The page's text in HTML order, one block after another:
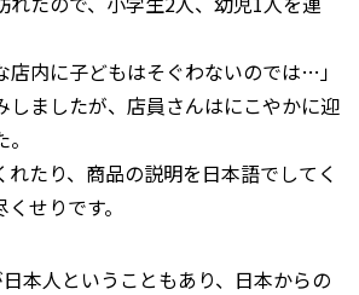
店内に子どもはそぐわないのでは…」
しましたが、店員さんはにこやかに迎
れたり、商品の説明を日本語でしてく
せりです。
本人ということもあり、日本からの